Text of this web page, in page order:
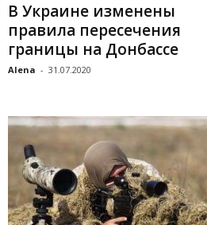
В Украине изменены
правила пересечения
границы на Донбассе
Alena - 31.07.2020